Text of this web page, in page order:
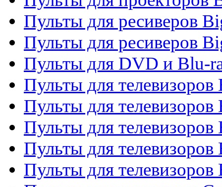
Пульты для ресиверов
Пульты для ресиверов
Пульты для DVD и Blu-
Пульты для телевизоров
Пульты для телевизоров
Пульты для телевизоров
Пульты для телевизоров
Пульты для телевизоров